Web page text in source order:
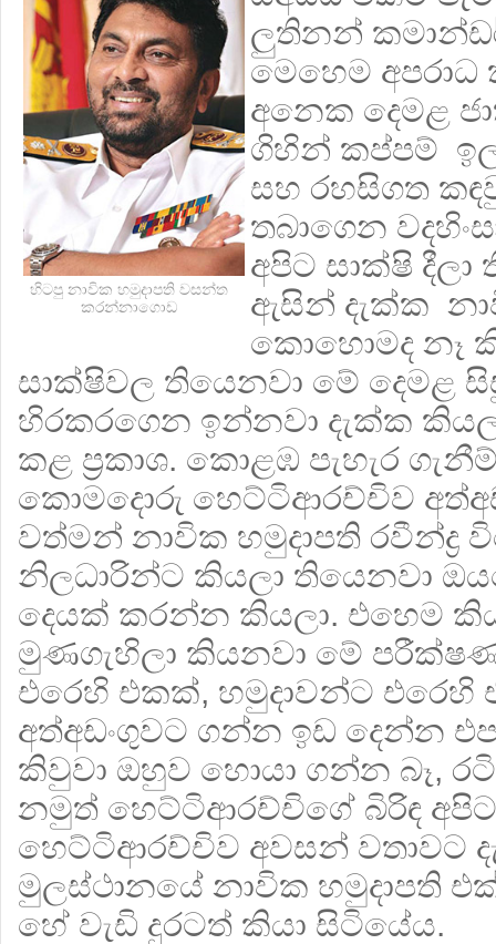
හිටපු නාවික හමුදාපති වසන්ත
කරන්නාගොඩ
ලුතිනන්
මෙහෙම අපරාධ
අනෙක දෙමළ
ගිහින් කප්පම්
සහ රහසිගත
තබාගෙන
අපිට සාක්ෂි
ඇසින් දැක්ක
කොහොමද නෑ
සාක්ෂිවල තියෙනවා මේ දෙමළ
හිරකරගෙන ඉන්නවා දැක්ක
කළ ප්‍රකාශ. කොළඹ පැහැර
කොමදොරු හෙට්ටිආරච්චිව
වත්මන් නාවික හමුදාපති
නිලධාරින්ට කියලා තියෙනවා
දෙයක් කරන්න කියලා. එහෙම
මුණගැහිලා කියනවා මේ
එරෙහි එකක්, හමුදාවන්ට එරෙහි
අත්අඩංගුවට ගන්න ඉඩ දෙන්න
කිවුවා ඔහුව හොයා ගන්න බෑ,
නමුත් හෙට්ටිආරච්චිගේ බිරිඳ අපිට
හෙට්ටිආරච්චිව අවසන් වතාවට
මුලස්ථානයේ නාවික හමුදාපති
හේ වැඩි දුරටත් කියා සිටියේය.